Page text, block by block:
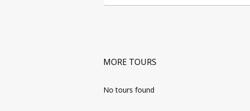
MORE TOURS
No tours found